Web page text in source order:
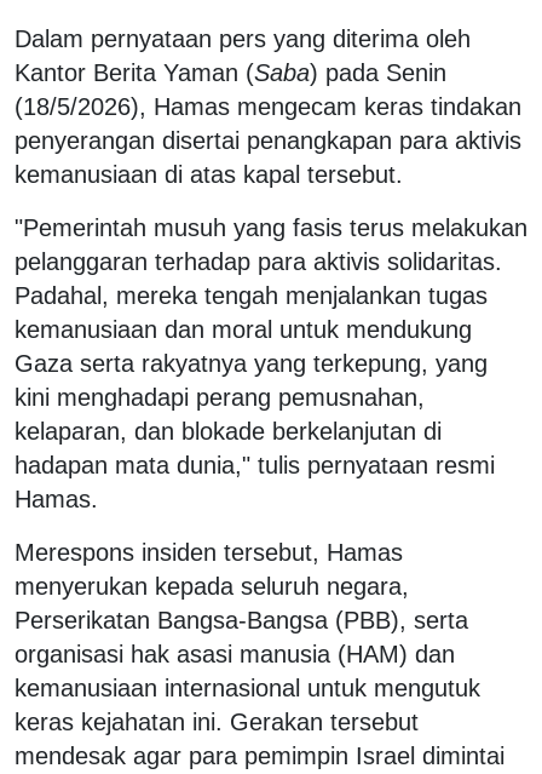
Dalam pernyataan pers yang diterima oleh
Kantor Berita Yaman (Saba) pada Senin
(18/5/2026), Hamas mengecam keras tindakan
penyerangan disertai penangkapan para aktivis
kemanusiaan di atas kapal tersebut.
"Pemerintah musuh yang fasis terus melakukan
pelanggaran terhadap para aktivis solidaritas.
Padahal, mereka tengah menjalankan tugas
kemanusiaan dan moral untuk mendukung
Gaza serta rakyatnya yang terkepung, yang
kini menghadapi perang pemusnahan,
kelaparan, dan blokade berkelanjutan di
hadapan mata dunia," tulis pernyataan resmi
Hamas.
Merespons insiden tersebut, Hamas
menyerukan kepada seluruh negara,
Perserikatan Bangsa-Bangsa (PBB), serta
organisasi hak asasi manusia (HAM) dan
kemanusiaan internasional untuk mengutuk
keras kejahatan ini. Gerakan tersebut
mendesak agar para pemimpin Israel dimintai